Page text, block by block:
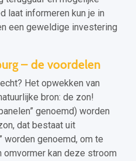
laat informeren kun je in
een geweldige investering
– de voordelen
Het opwekken van
bron: de zon!
genoemd) worden
dat bestaat uit
worden genoemd, om te
kan deze stroom